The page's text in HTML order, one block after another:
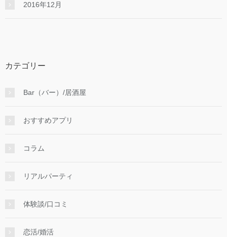
2016年12月
カテゴリー
Bar（バー）/居酒屋
おすすめアプリ
コラム
リアルパーティ
体験談/口コミ
恋活/婚活